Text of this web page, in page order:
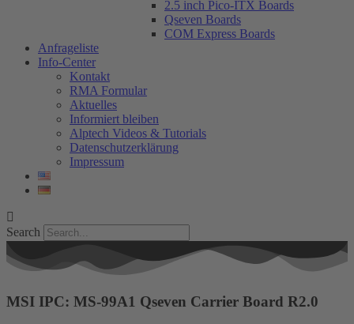
2.5 inch Pico-ITX Boards
Qseven Boards
COM Express Boards
Anfrageliste
Info-Center
Kontakt
RMA Formular
Aktuelles
Informiert bleiben
Alptech Videos & Tutorials
Datenschutzerklärung
Impressum
Search
MSI IPC: MS-99A1 Qseven Carrier Board R2.0